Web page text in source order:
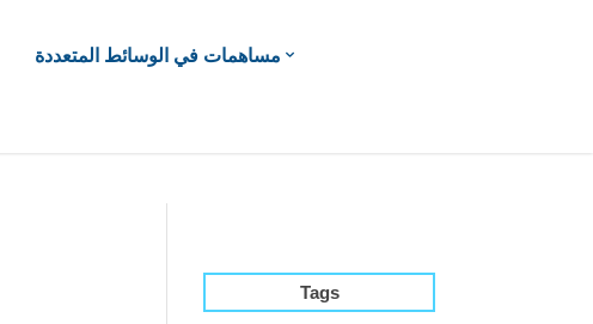
مساهمات في الوسائط المتعددة
Tags